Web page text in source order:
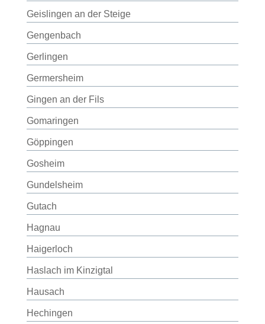
Geislingen an der Steige
Gengenbach
Gerlingen
Germersheim
Gingen an der Fils
Gomaringen
Göppingen
Gosheim
Gundelsheim
Gutach
Hagnau
Haigerloch
Haslach im Kinzigtal
Hausach
Hechingen